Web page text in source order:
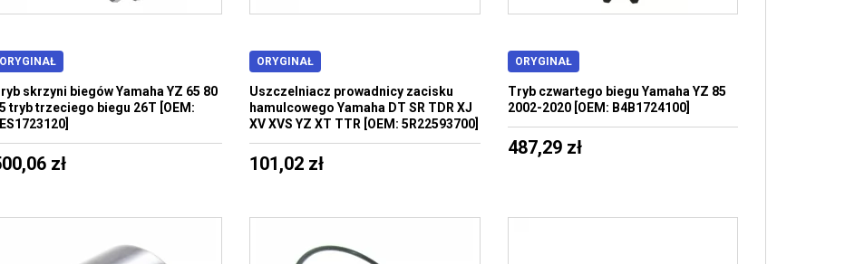
ORYGINAŁ
skrzyni biegów Yamaha YZ 65 80
tryb trzeciego biegu 26T [OEM:
zł
ORYGINAŁ
Uszczelniacz prowadnicy zacisku
hamulcowego Yamaha DT SR TDR XJ
XV XVS YZ XT TTR [OEM: 5R22593700]
101,02 zł
ORYGINAŁ
Tryb czwartego biegu Yamaha YZ 85
2002-2020 [OEM: B4B1724100]
487,29 zł